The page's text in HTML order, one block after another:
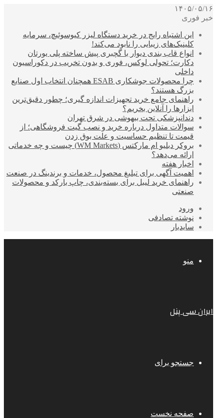
۱۴۰۵/۰۵/۱۶
خبر فوری
این اشتباه رایج در خرید دستگاه لیزر کیوسوئیچ، سرمایه
کلینیک‌های زیبایی را نابود می‌کند!
انواع قاب بندی دیوار با گچبری پیش ساخته پلی یورتان
دکارت؛ تحولی لوکس، فوری و بدون تخریب در دکوراسیون
داخلی
چرا محصولات جوشکاری ESAB همچنان انتخاب اول صنایع
بزرگ هستند؟
راهنمای جامع خرید تجهیزات اندازه گیری؛ چطور دقیق‌ترین
ابزارها را آنلاین بخریم؟
دندانپزشکی تحت بیهوشی در شرق تهران
سوالات متداول درباره خرید و نصب گیت فروشگاهی؛ از
قیمت تا تنظیم حساسیت و علت بوق زدن
بروکر دبلیو ام مارکتس (WM Markets) چیست و چه خدماتی
ارائه می‌دهد؟
اخبار هفته
اهمیت آگهی برای تبلیغ محصول، خدمات و برندینگ در صنعت
راهنمای خرید لیبل برای بسته‌بندی، چاپ بارکد و محصولات
صنعتی
ورود
نوشته تصادفی
سایدبار
منو
ایران سی پنل
جستجو برای
صفحه نخست